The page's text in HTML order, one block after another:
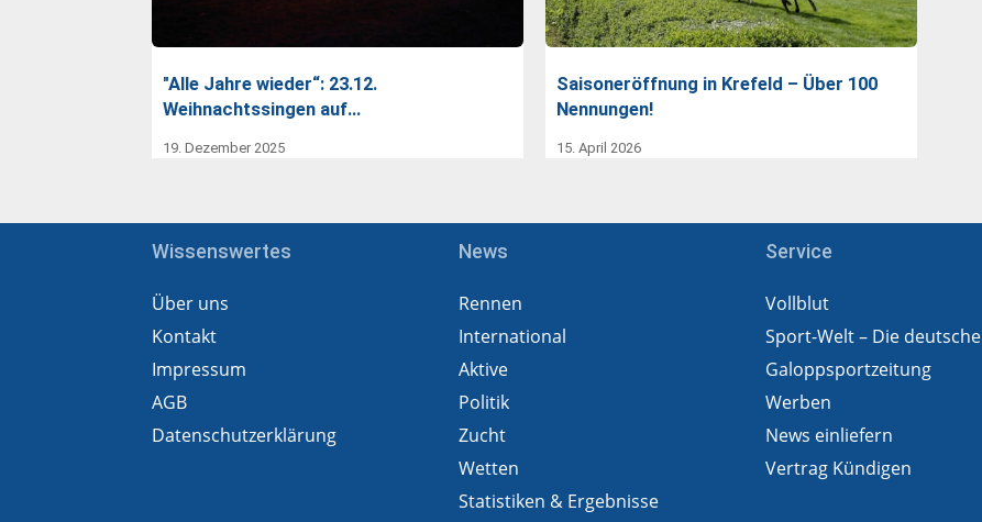
"Alle Jahre wieder“: 23.12.
Weihnachtssingen auf…
19. Dezember 2025
Saisoneröffnung in Krefeld – Über 100
Nennungen!
15. April 2026
Wissenswertes
Über uns
Kontakt
Impressum
AGB
Datenschutzerklärung
News
Rennen
International
Aktive
Politik
Zucht
Wetten
Statistiken & Ergebnisse
Service
Vollblut
Sport-Welt – Die deutsche
Galoppsportzeitung
Werben
News einliefern
Vertrag Kündigen